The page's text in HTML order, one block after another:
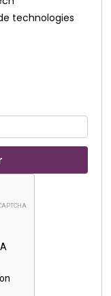
technologies